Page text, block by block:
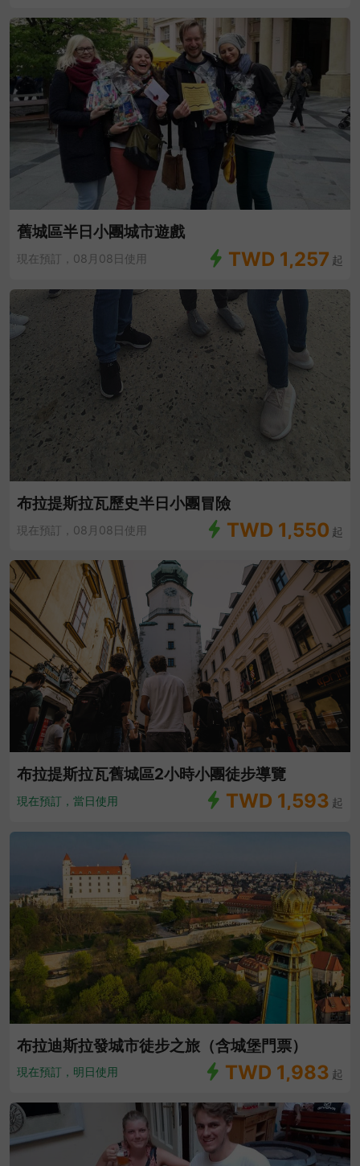
舊城區半日小團城市遊戲
現在預訂，08月08日使用 TWD 1,257 起
布拉提斯拉瓦歷史半日小團冒險
現在預訂，08月08日使用 TWD 1,550 起
布拉提斯拉瓦舊城區2小時小團徒步導覽
現在預訂，當日使用 TWD 1,593 起
布拉迪斯拉發城市徒步之旅（含城堡門票）
現在預訂，明日使用 TWD 1,983 起